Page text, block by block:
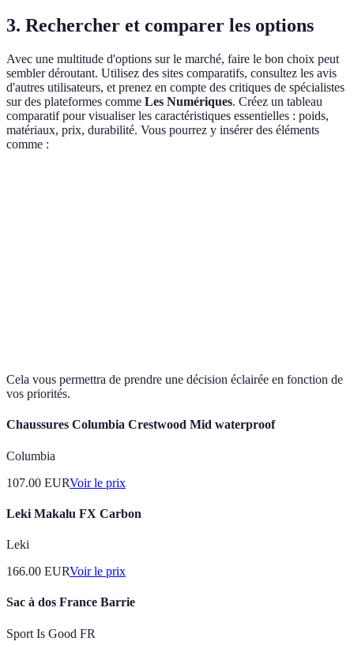
3. Rechercher et comparer les options
Avec une multitude d'options sur le marché, faire le bon choix peut
sembler déroutant. Utilisez des sites comparatifs, consultez les avis
d'autres utilisateurs, et prenez en compte des critiques de spécialistes
sur des plateformes comme Les Numériques. Créez un tableau
comparatif pour visualiser les caractéristiques essentielles : poids,
matériaux, prix, durabilité. Vous pourrez y insérer des éléments
comme :
Cela vous permettra de prendre une décision éclairée en fonction de
vos priorités.
Chaussures Columbia Crestwood Mid waterproof
Columbia
107.00 EURVoir le prix
Leki Makalu FX Carbon
Leki
166.00 EURVoir le prix
Sac à dos France Barrie
Sport Is Good FR